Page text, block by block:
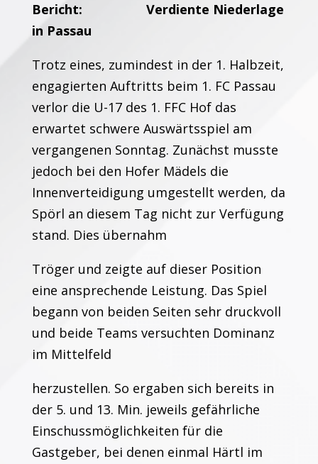
Bericht: Verdiente Niederlage
in Passau
Trotz eines, zumindest in der 1. Halbzeit,
engagierten Auftritts beim 1. FC Passau
verlor die U-17 des 1. FFC Hof das
erwartet schwere Auswärtsspiel am
vergangenen Sonntag. Zunächst musste
jedoch bei den Hofer Mädels die
Innenverteidigung umgestellt werden, da
Spörl an diesem Tag nicht zur Verfügung
stand. Dies übernahm
Tröger und zeigte auf dieser Position
eine ansprechende Leistung. Das Spiel
begann von beiden Seiten sehr druckvoll
und beide Teams versuchten Dominanz
im Mittelfeld
herzustellen. So ergaben sich bereits in
der 5. und 13. Min. jeweils gefährliche
Einschussmöglichkeiten für die
Gastgeber, bei denen einmal Härtl im